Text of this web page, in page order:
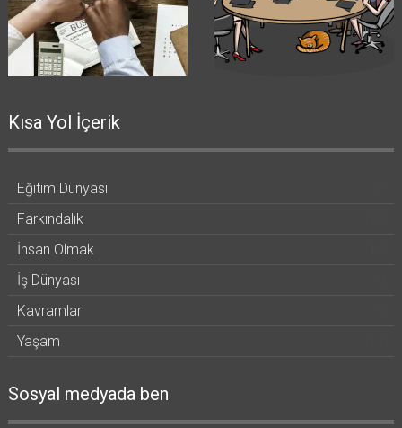
Kısa Yol İçerik
Eğitim Dünyası
Farkındalık
İnsan Olmak
İş Dünyası
Kavramlar
Yaşam
Sosyal medyada ben